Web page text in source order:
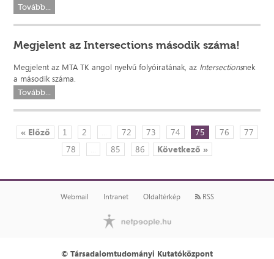
Tovább...
Megjelent az Intersections második száma!
Megjelent az MTA TK angol nyelvű folyóiratának, az Intersectionsnek
a második száma.
Tovább...
« Előző 1 2 ... 72 73 74 75 76
77
78
... 85 86 Következő »
Webmail Intranet Oldaltérkép RSS
© Társadalomtudományi Kutatóközpont